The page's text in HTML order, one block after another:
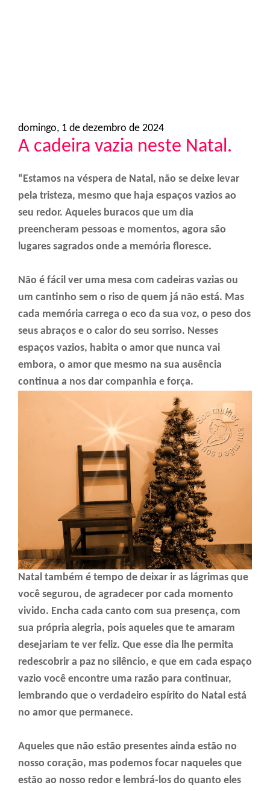
domingo, 1 de dezembro de 2024
A cadeira vazia neste Natal.
“Estamos na véspera de Natal, não se deixe levar
pela tristeza, mesmo que haja espaços vazios ao
seu redor. Aqueles buracos que um dia
preencheram pessoas e momentos, agora são
lugares sagrados onde a memória floresce.
Não é fácil ver uma mesa com cadeiras vazias ou
um cantinho sem o riso de quem já não está. Mas
cada memória carrega o eco da sua voz, o peso dos
seus abraços e o calor do seu sorriso. Nesses
espaços vazios, habita o amor que nunca vai
embora, o amor que mesmo na sua ausência
continua a nos dar companhia e força.
Natal também é tempo de deixar ir as lágrimas que
você segurou, de agradecer por cada momento
vivido. Encha cada canto com sua presença, com
sua própria alegria, pois aqueles que te amaram
desejariam te ver feliz. Que esse dia lhe permita
redescobrir a paz no silêncio, e que em cada espaço
vazio você encontre uma razão para continuar,
lembrando que o verdadeiro espírito do Natal está
no amor que permanece.
Aqueles que não estão presentes ainda estão no
nosso coração, mas podemos focar naqueles que
estão ao nosso redor e lembrá-los do quanto eles